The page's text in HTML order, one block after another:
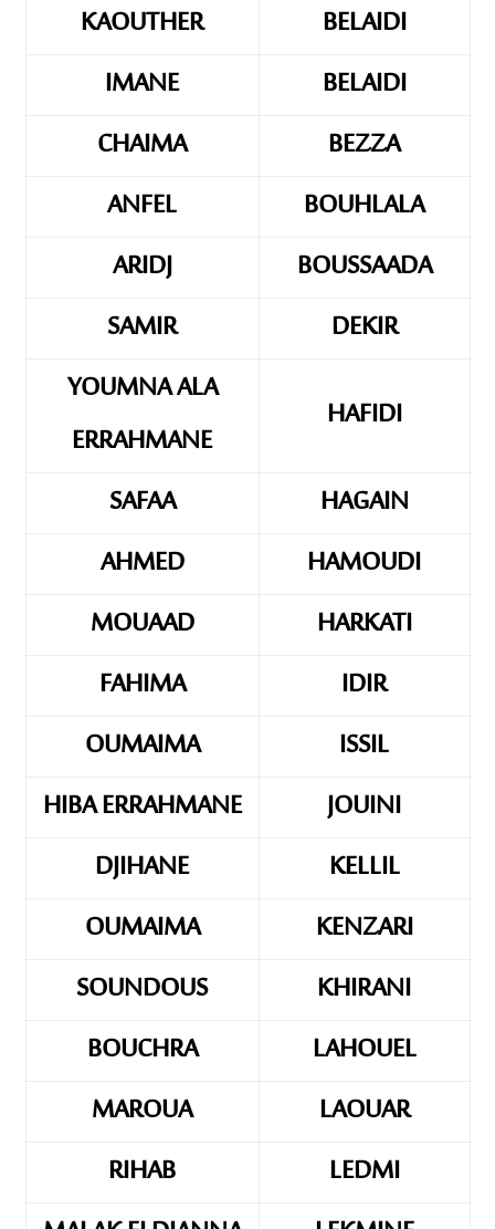
BELAIDI
KAOUTHER
BELAIDI
IMANE
BEZZA
CHAIMA
BOUHLALA
ANFEL
BOUSSAADA
ARIDJ
DEKIR
SAMIR
HAFIDI
YOUMNA ALA
ERRAHMANE
HAGAIN
SAFAA
HAMOUDI
AHMED
HARKATI
MOUAAD
IDIR
FAHIMA
ISSIL
OUMAIMA
JOUINI
HIBA ERRAHMANE
KELLIL
DJIHANE
KENZARI
OUMAIMA
KHIRANI
SOUNDOUS
LAHOUEL
BOUCHRA
LAOUAR
MAROUA
LEDMI
RIHAB